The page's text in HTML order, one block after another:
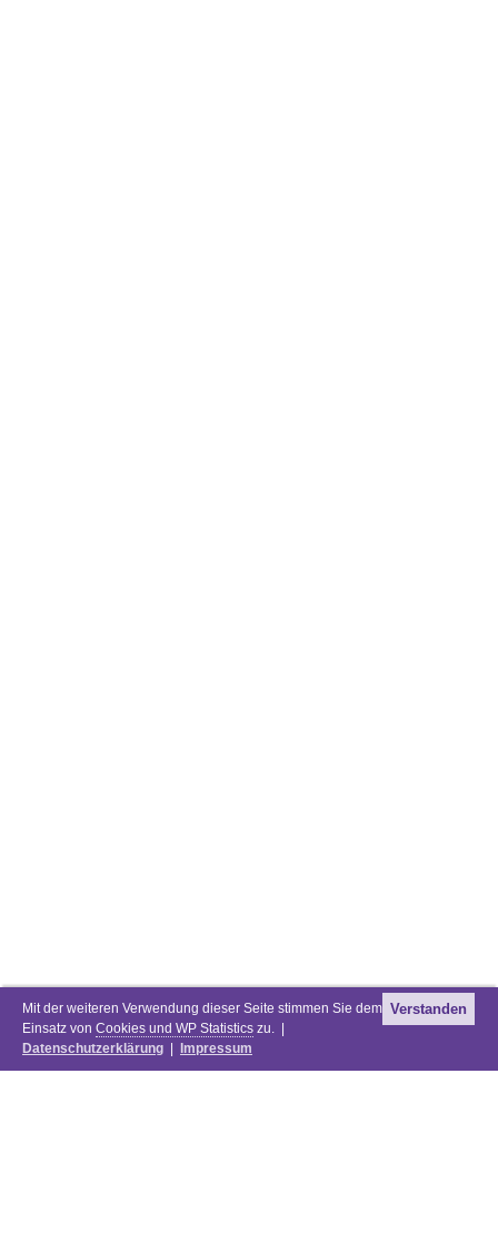
Mit der weiteren Verwendung dieser Seite stimmen Sie dem
Einsatz von Cookies und WP Statistics zu. |
Datenschutzerklärung
Impressum
Verstanden